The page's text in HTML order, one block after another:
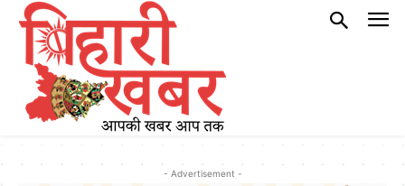
- Advertisement -